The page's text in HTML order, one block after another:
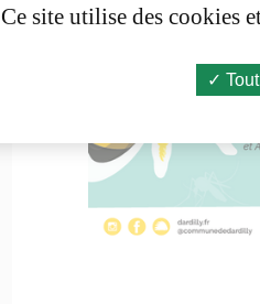
Ce site utilise des cookies